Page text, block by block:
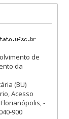
de
da
(BU)
Acesso
-
900